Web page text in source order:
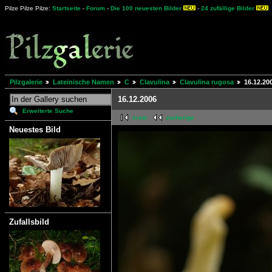
Pilze Pilze Pilze: Startseite - Forum - Die 100 neuesten Bilder - 24 zufällige Bilder
Pilzgalerie Lateinische Namen C Clavulina Clavulina rugosa
Erweiterte Suche
Neuestes Bild
Zufallsbild
16.12.2006
erste vorherige